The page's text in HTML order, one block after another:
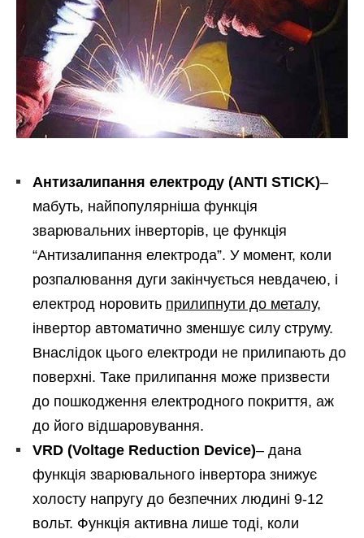
Антизалипання електроду (ANTI STICK)–
мабуть, найпопулярніша функція
зварювальних інверторів, це функція
“Антизалипання електрода”. У момент, коли
розпалювання дуги закінчується невдачею, і
електрод норовить прилипнути до металу,
інвертор автоматично зменшує силу струму.
Внаслідок цього електроди не прилипають до
поверхні. Таке прилипання може призвести
до пошкодження електродного покриття, аж
до його відшаровування.
VRD (Voltage Reduction Device)– дана
функція зварювального інвертора знижує
холосту напругу до безпечних людині 9-12
вольт. Функція активна лише тоді, коли